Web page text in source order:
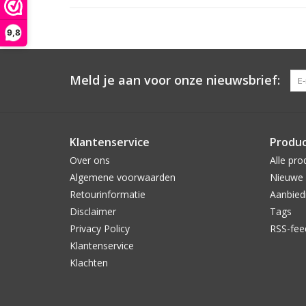
9,8
Meld je aan voor onze nieuwsbrief:
Klantenservice
Over ons
Algemene voorwaarden
Retourinformatie
Disclaimer
Privacy Policy
Klantenservice
Klachten
Alle
Tags
RSS-